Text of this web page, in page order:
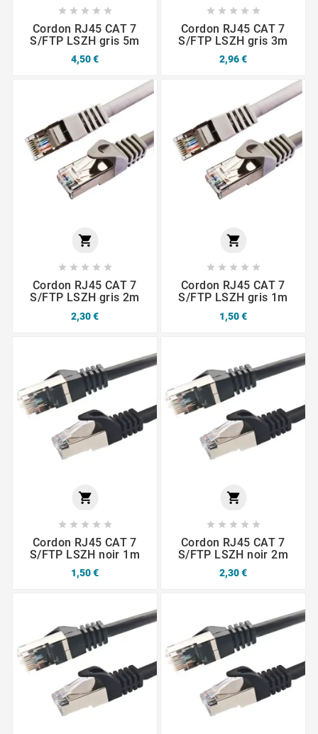
    
Cordon RJ45 CAT 7
S/FTP LSZH gris 5m
4,50 €
    
Cordon RJ45 CAT 7
S/FTP LSZH gris 3m
2,96 €

    
Cordon RJ45 CAT 7
S/FTP LSZH gris 2m
2,30 €

    
Cordon RJ45 CAT 7
S/FTP LSZH gris 1m
1,50 €

    
Cordon RJ45 CAT 7
S/FTP LSZH noir 1m
1,50 €

    
Cordon RJ45 CAT 7
S/FTP LSZH noir 2m
2,30 €